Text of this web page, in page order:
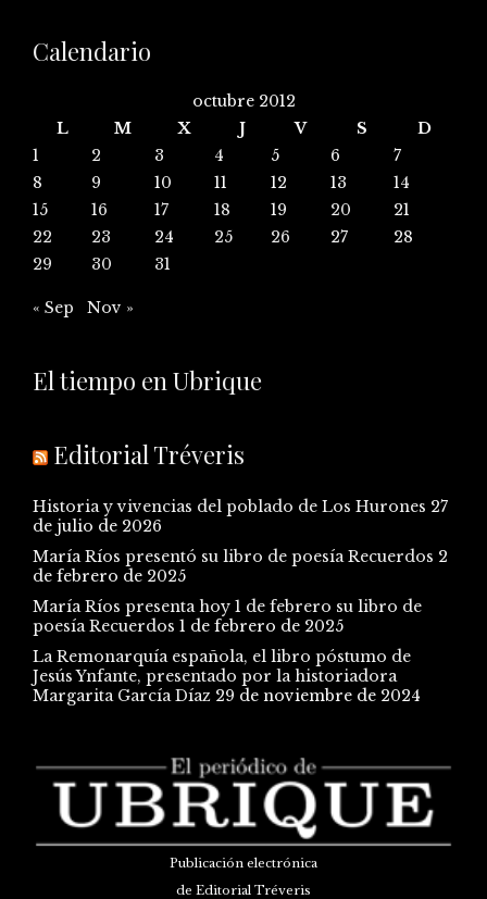
Calendario
octubre 2012
L
M X J V S
D
1
2 3 4 5 6
7
8
9 10 11 12 13
14
15
16 17 18 19 20
21
22
23 24 25 26 27
28
29
30 31
« Sep Nov »
El tiempo en Ubrique
Editorial Tréveris
Historia y vivencias del poblado de Los Hurones 27
de julio de 2026
María Ríos presentó su libro de poesía Recuerdos 2
de febrero de 2025
María Ríos presenta hoy 1 de febrero su libro de
poesía Recuerdos 1 de febrero de 2025
La Remonarquía española, el libro póstumo de
Jesús Ynfante, presentado por la historiadora
Margarita García Díaz 29 de noviembre de 2024
Publicación electrónica
de Editorial Tréveris